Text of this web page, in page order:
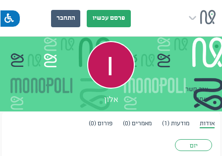
פרסם עכשיו התחבר
צור קשר
שתף
אלון
אודות מודעות (1) מאמרים (0) פורום (0)
יזם